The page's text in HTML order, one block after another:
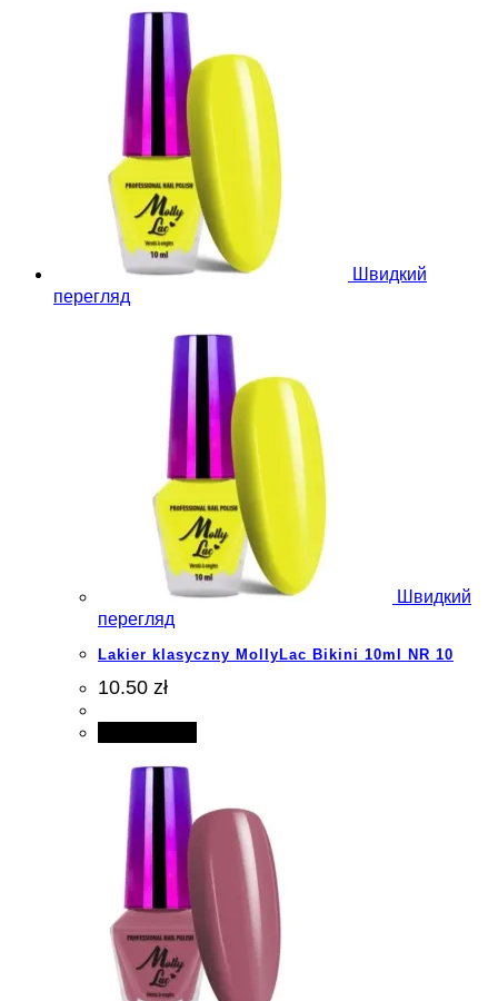
Швидкий
перегляд
Швидкий
перегляд
Lakier klasyczny MollyLac Bikini 10ml NR 10
10.50 zł